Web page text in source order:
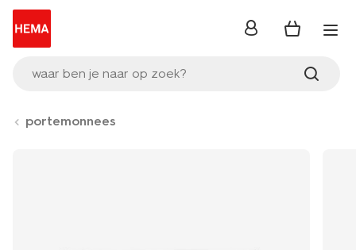
waar ben je naar op zoek?
inloggen
portemonnees